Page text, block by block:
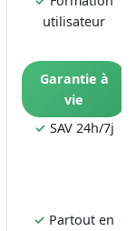
utilisateur
Garantie à
vie
✓ SAV 24h/7j
✓ Partout en